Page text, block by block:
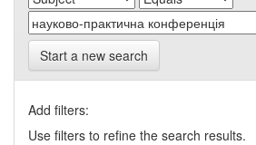
Start a new search
Add filters:
Use filters to refine the search results.